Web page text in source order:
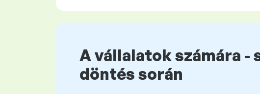
A vállalatok számára -
döntés során